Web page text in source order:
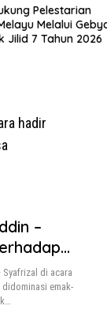
Berlantaikan
–
Syafrizal di acara
didominasi emak-